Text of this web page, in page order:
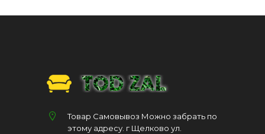
Товар Самовывоз Можно забрать по
этому адресу. г Щелково ул.